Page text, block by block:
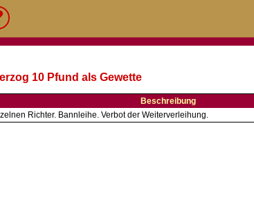
10 Pfund als Gewette
Beschreibung
Richter. Bannleihe. Verbot der Weiterverleihung.